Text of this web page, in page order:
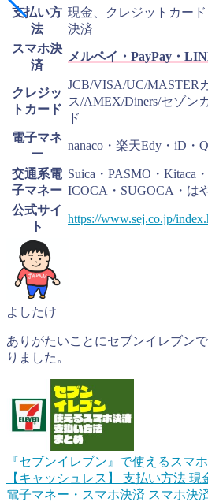
支払い方
法
現金、クレジットカー
決済
スマホ決
済
メルペイ・ PayPay・
クレジッ
トカード
JCB/VISA/UC/MASTER
ス/AMEX/Diners/セゾン
ド
電子マネ
ー
nanaco・楽天Edy・iD・
交通系電
子マネー
Suica・PASMO・Kitaca
ICOCA・SUGOCA・は
公式サイ
ト
https://www.sej.co.jp/
よしたけ
ありがたいことにセブンイレブン
りました。
『セブンイレブン』で使えるスマ
【キャッシュレス】
支払い方法 現
電子マネー・スマホ決済 スマホ決